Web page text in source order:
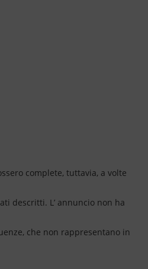
complete, tuttavia, a volte
descritti. L’ annuncio non ha
che non rappresentano in